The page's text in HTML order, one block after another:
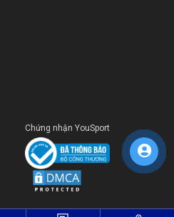
Chứng nhận YouSport